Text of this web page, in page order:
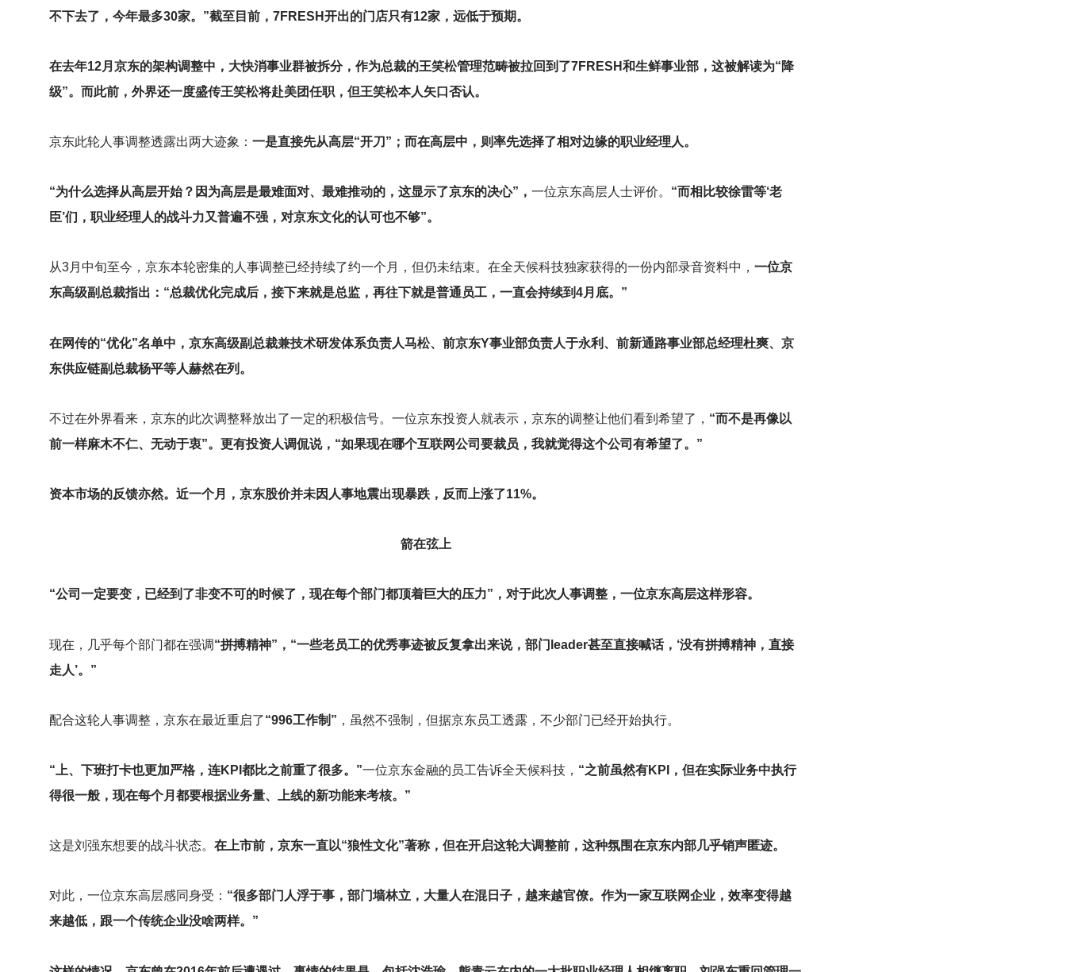
不下去了，今年最多30家。”截至目前，7FRESH开出的门店只有12家，远低于预期。
在去年12月京东的架构调整中，大快消事业群被拆分，作为总裁的王笑松管理范畴被拉回到了7FRESH和生鲜事业部，这被解读为“降
级”。而此前，外界还一度盛传王笑松将赴美团任职，但王笑松本人矢口否认。
京东此轮人事调整透露出两大迹象： 一是直接先从高层“开刀”；而在高层中，则率先选择了相对边缘的职业经理人。
“为什么选择从高层开始？因为高层是最难面对、最难推动的，这显示了京东的决心”， 一位京东高层人士评价。 “而相比较徐雷等‘老
臣’们，职业经理人的战斗力又普遍不强，对京东文化的认可也不够”。
从3月中旬至今，京东本轮密集的人事调整已经持续了约一个月，但仍未结束。在全天候科技独家获得的一份内部录音资料中， 一位京
东高级副总裁指出：“总裁优化完成后，接下来就是总监，再往下就是普通员工，一直会持续到4月底。”
在网传的“优化”名单中，京东高级副总裁兼技术研发体系负责人马松、前京东Y事业部负责人于永利、前新通路事业部总经理杜爽、京
东供应链副总裁杨平等人赫然在列。
不过在外界看来，京东的此次调整释放出了一定的积极信号。一位京东投资人就表示，京东的调整让他们看到希望了， “而不是再像以
前一样麻木不仁、无动于衷”。更有投资人调侃说，“如果现在哪个互联网公司要裁员，我就觉得这个公司有希望了。”
资本市场的反馈亦然。近一个月，京东股价并未因人事地震出现暴跌，反而上涨了11%。
箭在弦上
“公司一定要变，已经到了非变不可的时候了，现在每个部门都顶着巨大的压力”，对于此次人事调整，一位京东高层这样形容。
现在，几乎每个部门都在强调“拼搏精神”，“一些老员工的优秀事迹被反复拿出来说，部门leader甚至直接喊话，‘没有拼搏精神，直接
走人’。”
配合这轮人事调整，京东在最近重启了“996工作制” ，虽然不强制，但据京东员工透露，不少部门已经开始执行。
“上、下班打卡也更加严格，连KPI都比之前重了很多。”一位京东金融的员工告诉全天候科技， “之前虽然有KPI，但在实际业务中执行
得很一般，现在每个月都要根据业务量、上线的新功能来考核。”
这是刘强东想要的战斗状态。 在上市前，京东一直以“狼性文化”著称，但在开启这轮大调整前，这种氛围在京东内部几乎销声匿迹。
对此，一位京东高层感同身受： “很多部门人浮于事，部门墙林立，大量人在混日子，越来越官僚。作为一家互联网企业，效率变得越
来越低，跟一个传统企业没啥两样。”